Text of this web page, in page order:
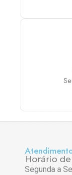
Horário
Segunda a